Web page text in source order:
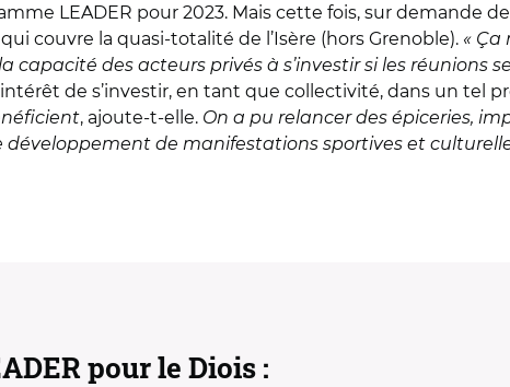
LEADER pour 2023. Mais cette fois, sur demande
couvre la quasi-totalité de l’Isère (hors Grenoble). «
capacité des acteurs privés à s’investir si les réunions
de s’investir, en tant que collectivité, dans un tel
, ajoute-t-elle. On a pu relancer des épiceries,
développement de manifestations sportives et
pour le Diois :